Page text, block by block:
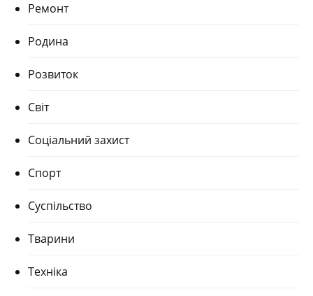
Ремонт
Родина
Розвиток
Світ
Соціальний захист
Спорт
Суспільство
Тварини
Техніка